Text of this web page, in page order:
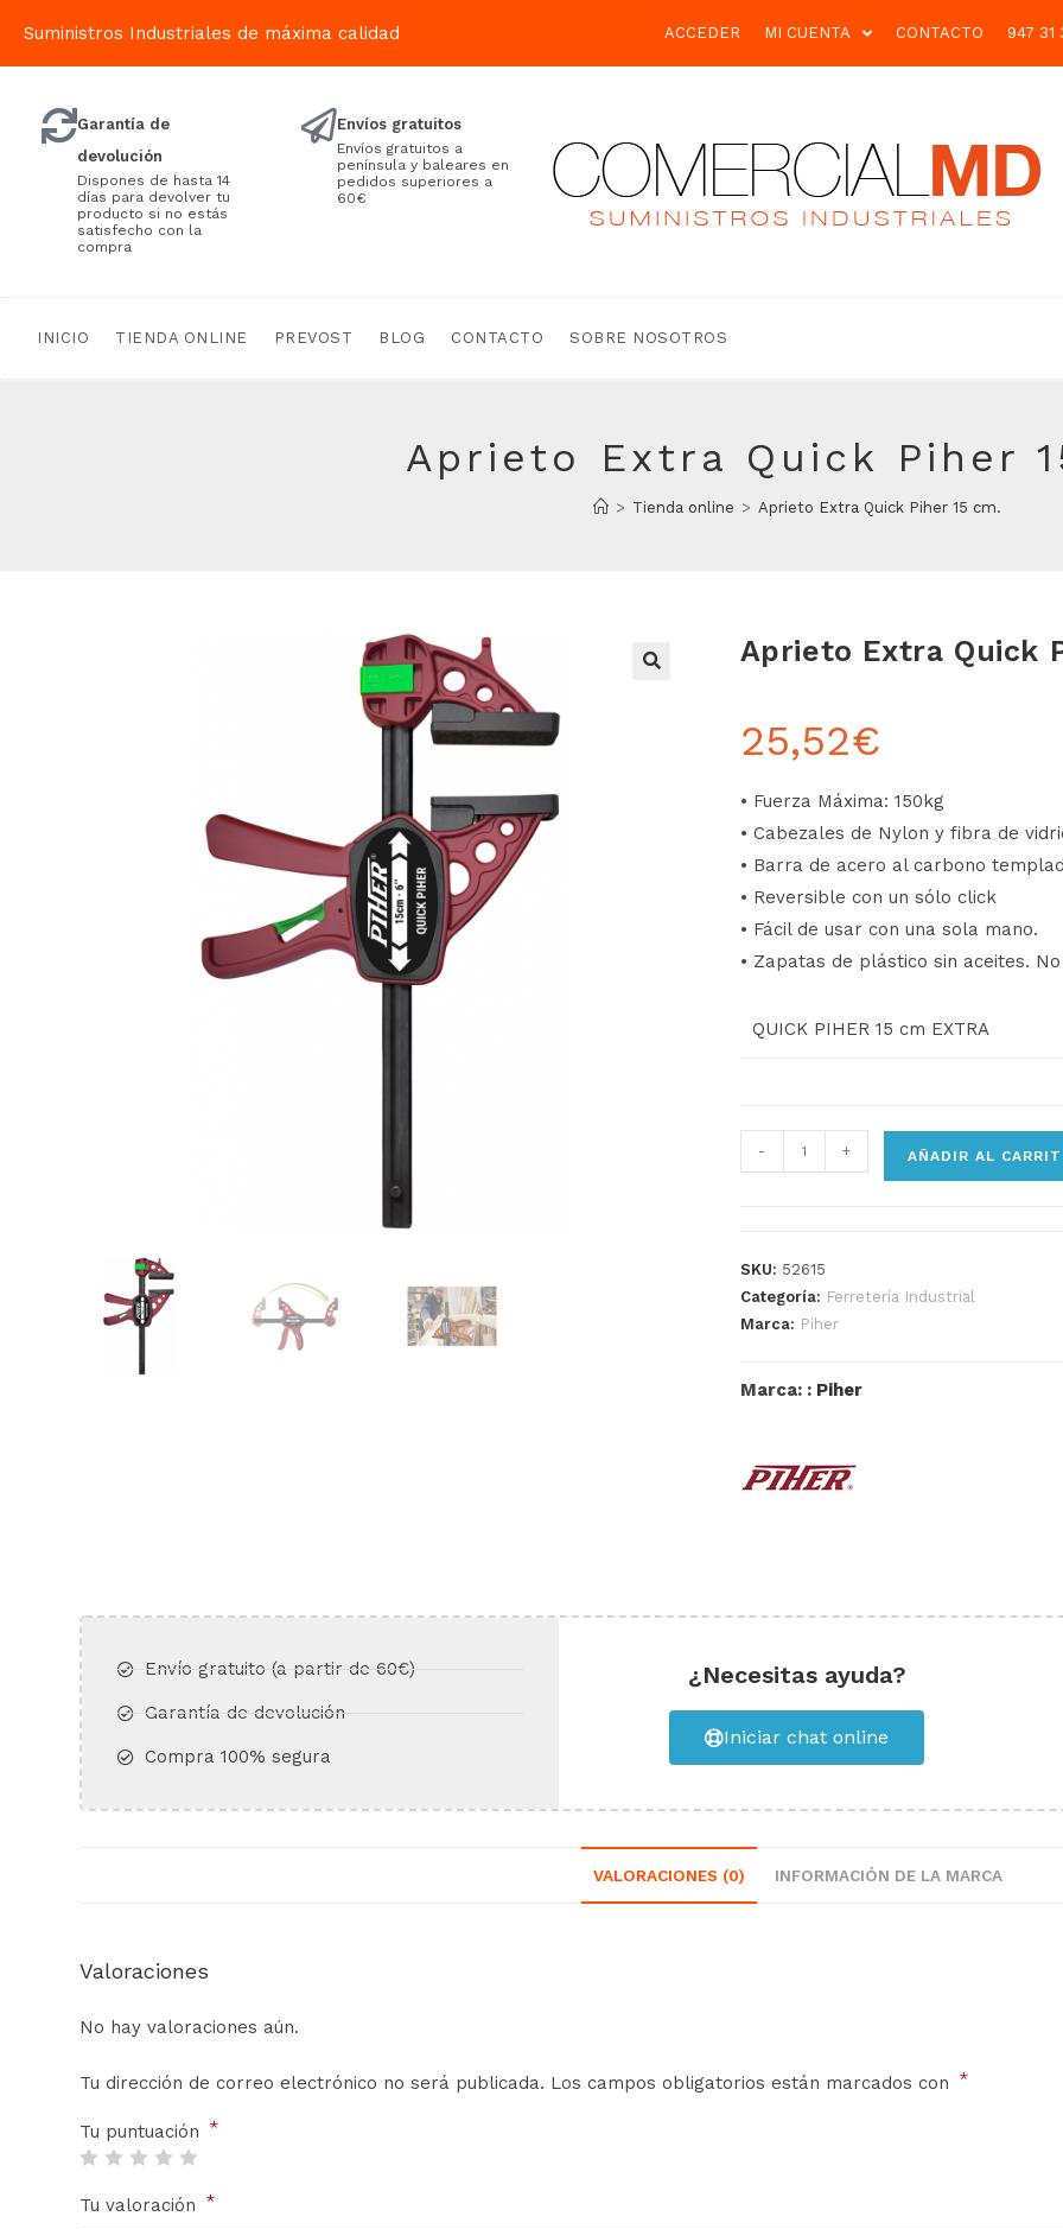
Suministros Industriales de máxima calidad ACCEDER MI CUENTA CONTACTO 947 31
Garantía de
devolución
Dispones de hasta 14
días para devolver tu
producto si no estás
satisfecho con la
compra
Envíos gratuitos
Envíos gratuitos a
península y baleares en
pedidos superiores a
60€
INICIO TIENDA ONLINE PREVOST BLOG CONTACTO SOBRE NOSOTROS
Aprieto Extra Quick Piher
> Tienda online > Aprieto Extra Quick Piher 15 cm.
Aprieto Extra Quick
25,52€
• Fuerza Máxima: 150kg
• Cabezales de Nylon y fibra de
• Barra de acero al carbono
• Reversible con un sólo click
• Fácil de usar con una sola mano.
• Zapatas de plástico sin aceites.
QUICK PIHER 15 cm EXTRA
- + AÑADIR AL
SKU: 52615
Categoría: Ferretería Industrial
Marca: Piher
Marca: : Piher
Envío gratuito (a partir de 60€)​
Garantía de devolución​
Compra 100% segura​
¿Necesitas ayuda?
Iniciar chat online
VALORACIONES (0) INFORMACIÓN DE LA MARCA
Valoraciones
No hay valoraciones aún.
Tu dirección de correo electrónico no será publicada. Los campos obligatorios están marcados con *
Tu puntuación *
Tu valoración *